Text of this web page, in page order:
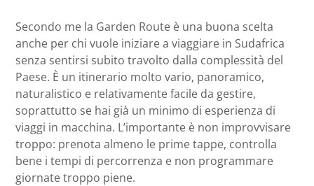
Secondo me la Garden Route è una buona scelta
anche per chi vuole iniziare a viaggiare in Sudafrica
senza sentirsi subito travolto dalla complessità del
Paese. È un itinerario molto vario, panoramico,
naturalistico e relativamente facile da gestire,
soprattutto se hai già un minimo di esperienza di
viaggi in macchina. L’importante è non improvvisare
troppo: prenota almeno le prime tappe, controlla
bene i tempi di percorrenza e non programmare
giornate troppo piene.